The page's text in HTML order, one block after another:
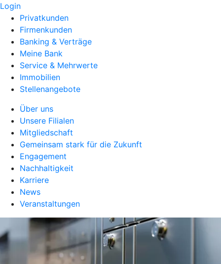
Login
Privatkunden
Firmenkunden
Banking & Verträge
Meine Bank
Service & Mehrwerte
Immobilien
Stellenangebote
Über uns
Unsere Filialen
Mitgliedschaft
Gemeinsam stark für die Zukunft
Engagement
Nachhaltigkeit
Karriere
News
Veranstaltungen